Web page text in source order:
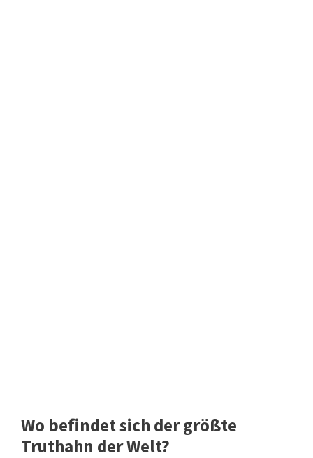
Wo befindet sich der größte
Truthahn der Welt?